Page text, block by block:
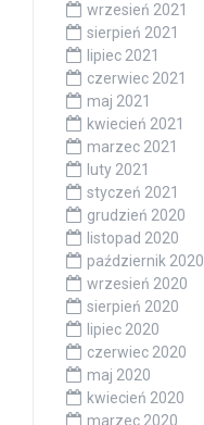
wrzesień 2021
sierpień 2021
lipiec 2021
czerwiec 2021
maj 2021
kwiecień 2021
marzec 2021
luty 2021
styczeń 2021
grudzień 2020
listopad 2020
październik 2020
wrzesień 2020
sierpień 2020
lipiec 2020
czerwiec 2020
maj 2020
kwiecień 2020
marzec 2020